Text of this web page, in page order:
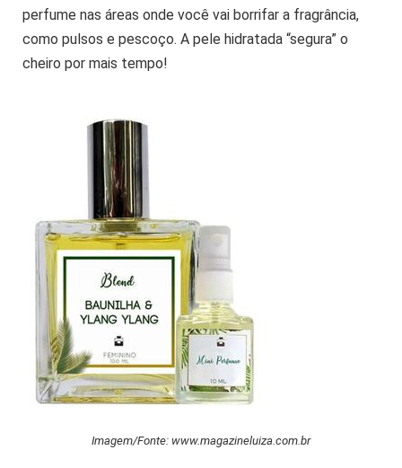
perfume nas áreas onde você vai borrifar a fragrância,
como pulsos e pescoço. A pele hidratada “segura” o
cheiro por mais tempo!
Imagem/Fonte: www.magazineluiza.com.br